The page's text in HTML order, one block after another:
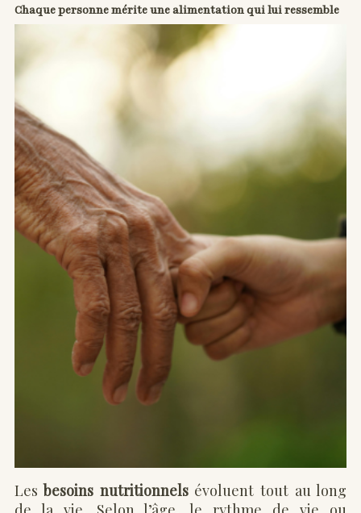
Chaque personne mérite une alimentation qui lui ressemble
Les besoins nutritionnelsévoluent tout au long